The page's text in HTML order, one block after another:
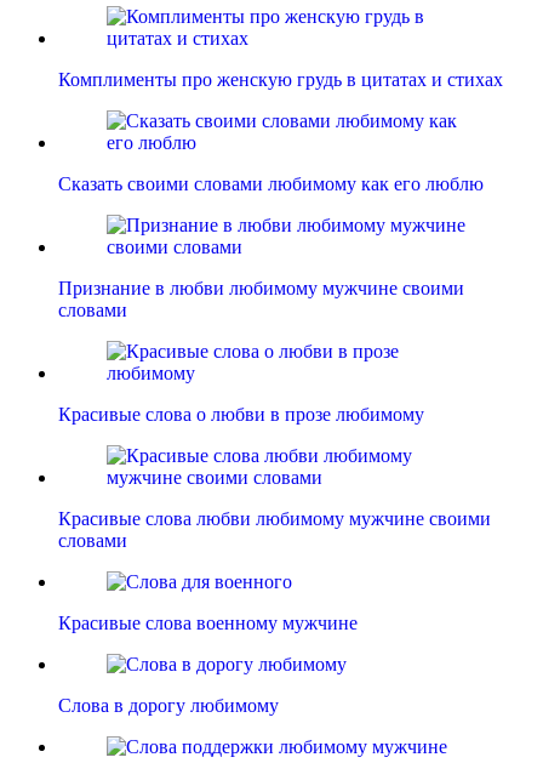
Комплименты про женскую грудь в цитатах и стихах
Сказать своими словами любимому как его люблю
Признание в любви любимому мужчине своими
словами
Красивые слова о любви в прозе любимому
Красивые слова любви любимому мужчине своими
словами
Красивые слова военному мужчине
Слова в дорогу любимому